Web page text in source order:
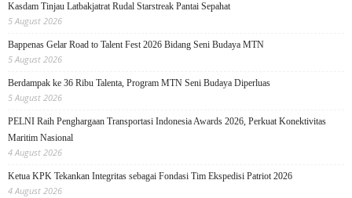
Kasdam Tinjau Latbakjatrat Rudal Starstreak Pantai Sepahat
5 August 2026
Bappenas Gelar Road to Talent Fest 2026 Bidang Seni Budaya MTN
5 August 2026
Berdampak ke 36 Ribu Talenta, Program MTN Seni Budaya Diperluas
5 August 2026
PELNI Raih Penghargaan Transportasi Indonesia Awards 2026, Perkuat Konektivitas
Maritim Nasional
4 August 2026
Ketua KPK Tekankan Integritas sebagai Fondasi Tim Ekspedisi Patriot 2026
4 August 2026